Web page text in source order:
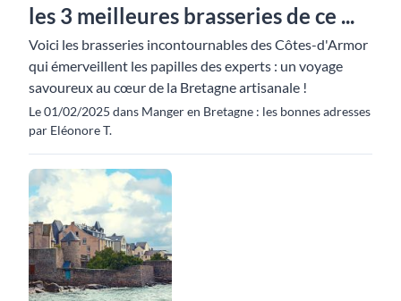
les 3 meilleures brasseries de ce ...
Voici les brasseries incontournables des Côtes-d'Armor
qui émerveillent les papilles des experts : un voyage
savoureux au cœur de la Bretagne artisanale !
Le 01/02/2025 dans Manger en Bretagne : les bonnes adresses
par Eléonore T.